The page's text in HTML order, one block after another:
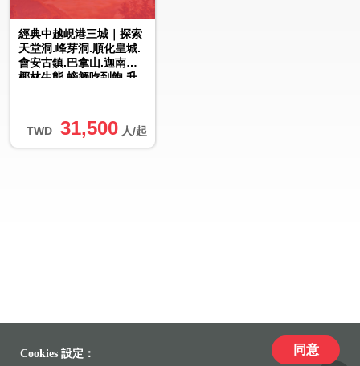
TWD 31,500 人/起
經典中越峴港三城｜探索
天堂洞.峰芽洞.順化皇城.
會安古鎮.巴拿山.迦南島
椰林生態.螃蟹吃到飽.升
Cookies 設定： 同意